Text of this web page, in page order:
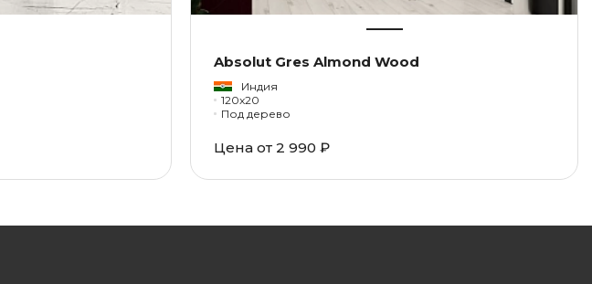
Absolut Gres Almond Wood
Индия
120x20
Под дерево
Цена от 2 990 ₽